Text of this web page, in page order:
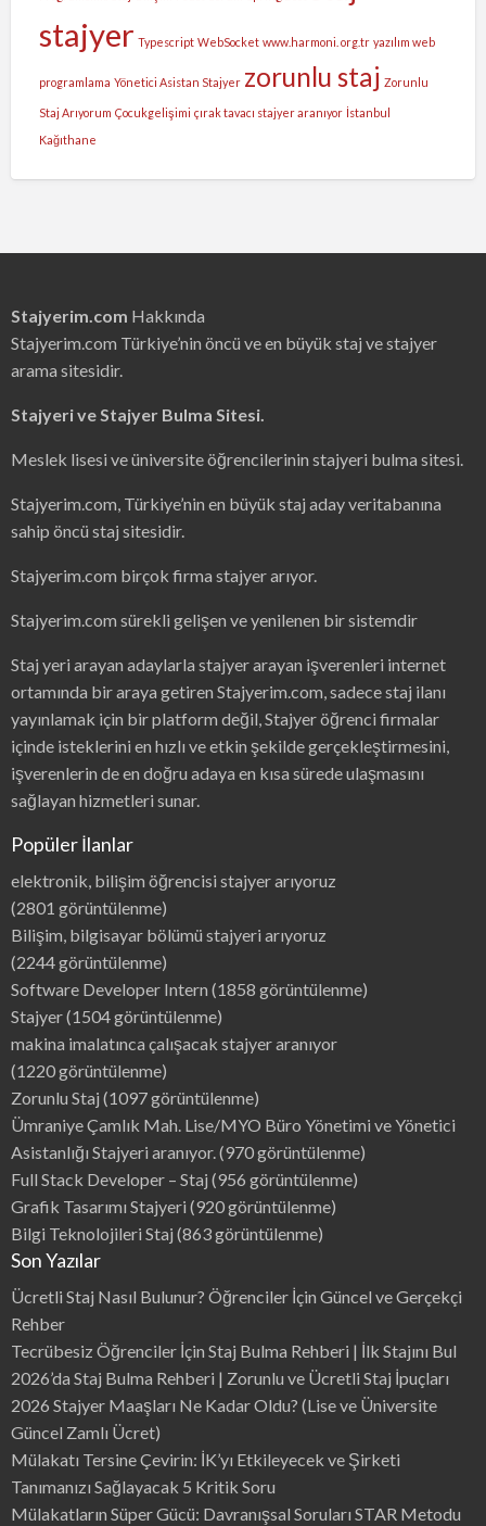
stajyer Typescript WebSocket www.harmoni. org.tr yazılım web
programlama Yönetici Asistan Stajyer zorunlu staj Zorunlu
Staj Arıyorum Çocukgelişimi çırak tavacı stajyer aranıyor İstanbul
Kağıthane
Stajyerim.com Hakkında
Stajyerim.com Türkiye’nin öncü ve en büyük staj ve stajyer
arama sitesidir.
Stajyeri ve Stajyer Bulma Sitesi.
Meslek lisesi ve üniversite öğrencilerinin stajyeri bulma sitesi.
Stajyerim.com, Türkiye’nin en büyük staj aday veritabanına
sahip öncü staj sitesidir.
Stajyerim.com birçok firma stajyer arıyor.
Stajyerim.com sürekli gelişen ve yenilenen bir sistemdir
Staj yeri arayan adaylarla stajyer arayan işverenleri internet
ortamında bir araya getiren Stajyerim.com, sadece staj ilanı
yayınlamak için bir platform değil, Stajyer öğrenci firmalar
içinde isteklerini en hızlı ve etkin şekilde gerçekleştirmesini,
işverenlerin de en doğru adaya en kısa sürede ulaşmasını
sağlayan hizmetleri sunar.
Popüler İlanlar
elektronik, bilişim öğrencisi stajyer arıyoruz
(2801 görüntülenme)
Bilişim, bilgisayar bölümü stajyeri arıyoruz
(2244 görüntülenme)
Software Developer Intern (1858 görüntülenme)
Stajyer(1504 görüntülenme)
makina imalatınca çalışacak stajyer aranıyor
(1220 görüntülenme)
Zorunlu Staj (1097 görüntülenme)
Ümraniye Çamlık Mah. Lise/MYO Büro Yönetimi ve Yönetici
Asistanlığı Stajyeri aranıyor. (970 görüntülenme)
Full Stack Developer – Staj (956 görüntülenme)
Grafik Tasarımı Stajyeri (920 görüntülenme)
Bilgi Teknolojileri Staj (863 görüntülenme)
Son Yazılar
Ücretli Staj Nasıl Bulunur? Öğrenciler İçin Güncel ve Gerçekçi
Rehber
Tecrübesiz Öğrenciler İçin Staj Bulma Rehberi | İlk Stajını Bul
2026’da Staj Bulma Rehberi | Zorunlu ve Ücretli Staj İpuçları
2026 Stajyer Maaşları Ne Kadar Oldu? (Lise ve Üniversite
Güncel Zamlı Ücret)
Mülakatı Tersine Çevirin: İK’yı Etkileyecek ve Şirketi
Tanımanızı Sağlayacak 5 Kritik Soru
Mülakatların Süper Gücü: Davranışsal Soruları STAR Metodu